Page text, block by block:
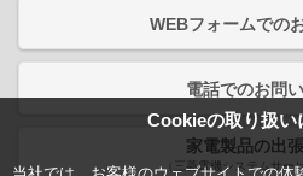
Cookieの取り扱い
WEBフォームでの
電話でのお問
家電製品の出
（三菱電機システムサー